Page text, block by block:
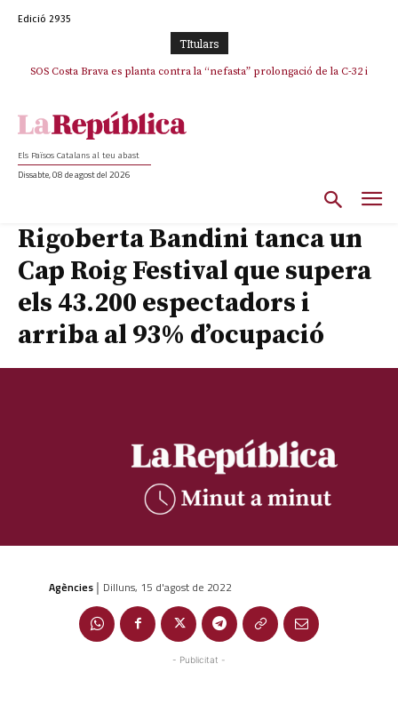
Edició 2935
TItulars
SOS Costa Brava es planta contra la “nefasta” prolongació de la C-32 i
Els Països Catalans al teu abast
Dissabte, 08 de agost del 2026
Rigoberta Bandini tanca un
Cap Roig Festival que supera
els 43.200 espectadors i
arriba al 93% d’ocupació
Agències | Dilluns, 15 d'agost de 2022
- Publicitat -